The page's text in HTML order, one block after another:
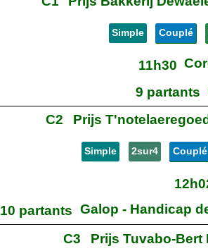
Simple Couplé
11h30
9 partants
C2
Prijs
Simple 2sur4 Couplé
10 partants Galop - Handicap
C3
Prijs Tuvabo-Bert